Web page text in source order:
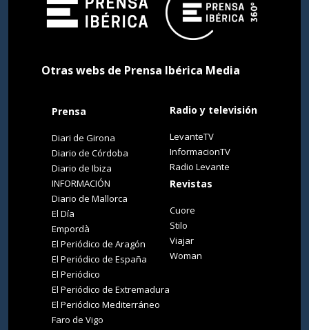
Otras webs de Prensa Ibérica Media
Prensa
Diari de Girona
Diario de Córdoba
Diario de Ibiza
INFORMACIÓN
Diario de Mallorca
El Día
Empordà
El Periódico de Aragón
El Periódico de España
El Periódico
El Periódico de Extremadura
El Periódico Mediterráneo
Faro de Vigo
Radio y televisión
LevanteTV
InformacionTV
Radio Levante
Revistas
Cuore
Stilo
Viajar
Woman